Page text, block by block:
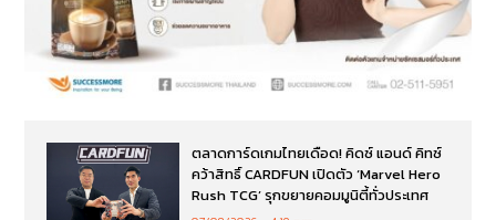
ตลาดการ์ดเกมไทยเดือด! คิดซ์ แอนด์ คิทซ์
คว้าสิทธิ์ CARDFUN เปิดตัว ‘Marvel Hero
Rush TCG’ รุกขยายคอมมูนิตี้ทั่วประเทศ